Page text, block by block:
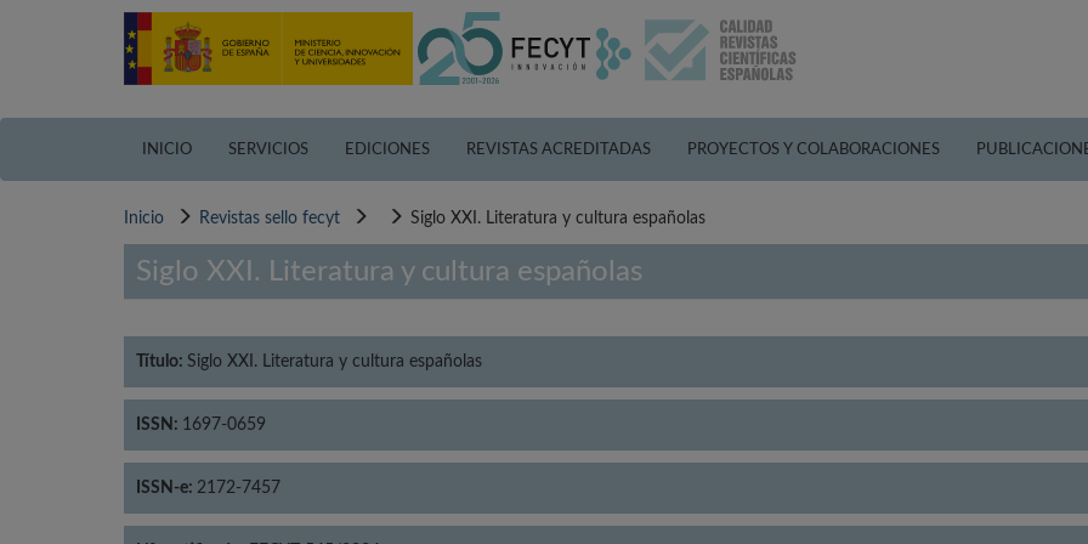
INICIO SERVICIOS EDICIONES REVISTAS ACREDITADAS PROYECTOS Y COLABORACIONES
Inicio Revistas sello fecyt Siglo XXI. Literatura y cultura españolas
Siglo XXI. Literatura y cultura españolas
Título: Siglo XXI. Literatura y cultura españolas
ISSN: 1697-0659
ISSN-e: 2172-7457